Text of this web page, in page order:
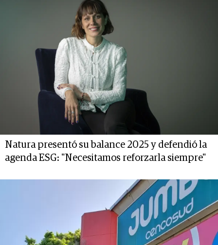
Natura presentó su balance 2025 y defendió la
agenda ESG: "Necesitamos reforzarla siempre"